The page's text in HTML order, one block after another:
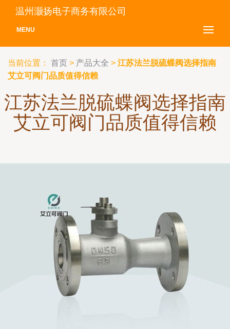
温州灏扬电子商务有限公司
MENU
当前位置： 首页 > 产品大全 > 江苏法兰脱硫蝶阀选择指南
艾立可阀门品质值得信赖
江苏法兰脱硫蝶阀选择指南
艾立可阀门品质值得信赖